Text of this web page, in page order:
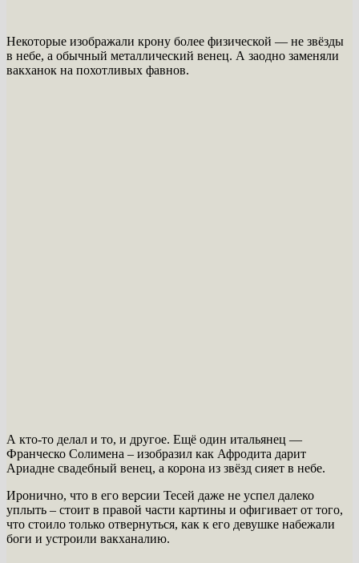
Некоторые изображали крону более физической — не звёзды
в небе, а обычный металлический венец. А заодно заменяли
вакханок на похотливых фавнов.
А кто-то делал и то, и другое. Ещё один итальянец —
Франческо Солимена – изобразил как Афродита дарит
Ариадне свадебный венец, а корона из звёзд сияет в небе.
Иронично, что в его версии Тесей даже не успел далеко
уплыть – стоит в правой части картины и офигивает от того,
что стоило только отвернуться, как к его девушке набежали
боги и устроили вакханалию.